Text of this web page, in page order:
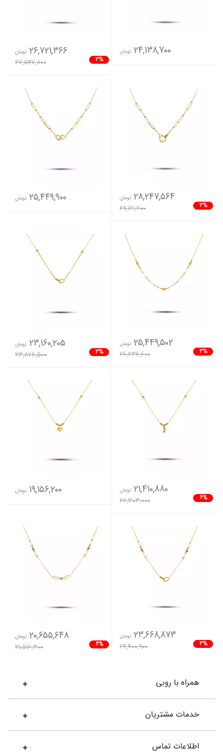
24,138,700 تومان
3%
26,721,366 تومان
27,547,800
3%
28,247,564 تومان
29,121,200
25,449,900 تومان
3%
25,449,502 تومان
26,236,600
3%
23,160,205 تومان
23,876,500
4%
21,410,880 تومان
22,303,000
19,156,200 تومان
3%
23,668,873 تومان
24,400,900
4%
20,655,648 تومان
21,516,300
همراه با روبی
خدمات مشتریان
اطلاعات تماس